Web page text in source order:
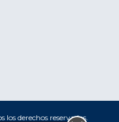
derechos reservados.